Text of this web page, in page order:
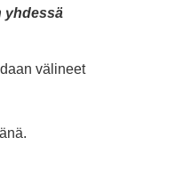
yhdessä
välineet